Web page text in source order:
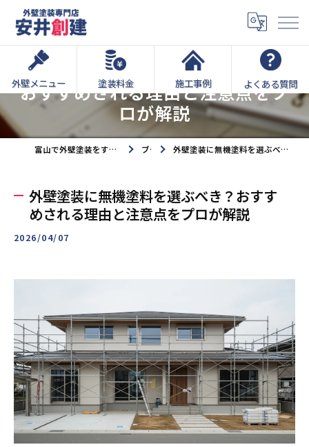
外壁メニュー 塗装料金 施工事例 よくある質問
外壁塗装に無機塗料を選ぶべき？
おすすめされる理由と注意点をプ
ロが解説
富山で外壁塗装をするなら外壁塗装専門店安井創建へ ブログ 外壁塗装に無機塗料を選ぶべき？おすすめされる理由と注意点をプロが解説
外壁塗装に無機塗料を選ぶべき？おすす
めされる理由と注意点をプロが解説
2026/04/07